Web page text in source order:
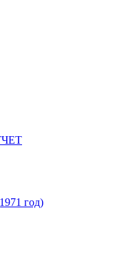
год)